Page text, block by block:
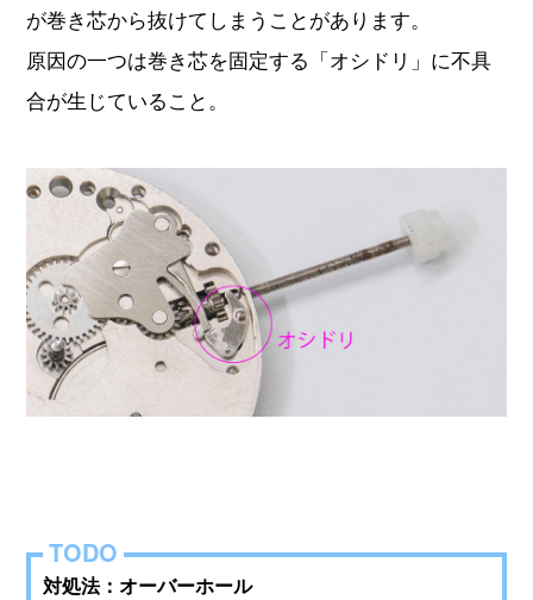
が巻き芯から抜けてしまうことがあります。
原因の一つは巻き芯を固定する「オシドリ」に不具
合が生じていること。
対処法：オーバーホール